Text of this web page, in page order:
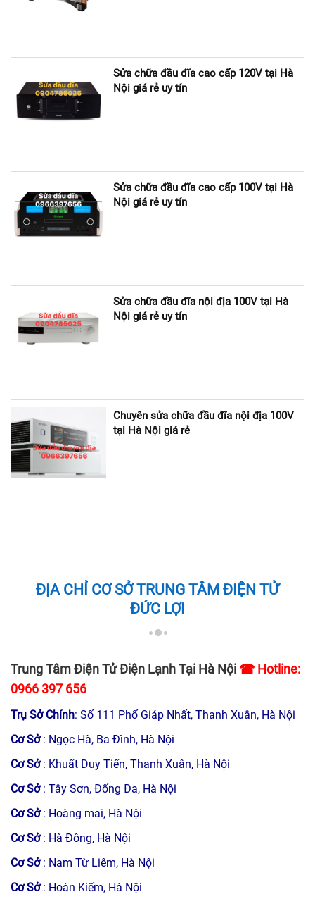
Sửa chữa đầu đĩa cao cấp 120V tại Hà
Nội giá rẻ uy tín
Sửa chữa đầu đĩa cao cấp 100V tại Hà
Nội giá rẻ uy tín
Sửa chữa đầu đĩa nội địa 100V tại Hà
Nội giá rẻ uy tín
Chuyên sửa chữa đầu đĩa nội địa 100V
tại Hà Nội giá rẻ
ĐỊA CHỈ CƠ SỞ TRUNG TÂM ĐIỆN TỬ
ĐỨC LỢI
Trung Tâm Điện Tử Điện Lạnh Tại Hà Nội ☎ Hotline:
0966 397 656
Trụ Sở Chính: Số 111 Phố Giáp Nhất, Thanh Xuân, Hà Nội
Cơ Sở : Ngọc Hà, Ba Đình, Hà Nội
Cơ Sở : Khuất Duy Tiến, Thanh Xuân, Hà Nội
Cơ Sở : Tây Sơn, Đống Đa, Hà Nội
Cơ Sở: Hoàng mai, Hà Nội
Cơ Sở : Hà Đông, Hà Nội
Cơ Sở : Nam Từ Liêm, Hà Nội
Cơ Sở : Hoàn Kiếm, Hà Nội